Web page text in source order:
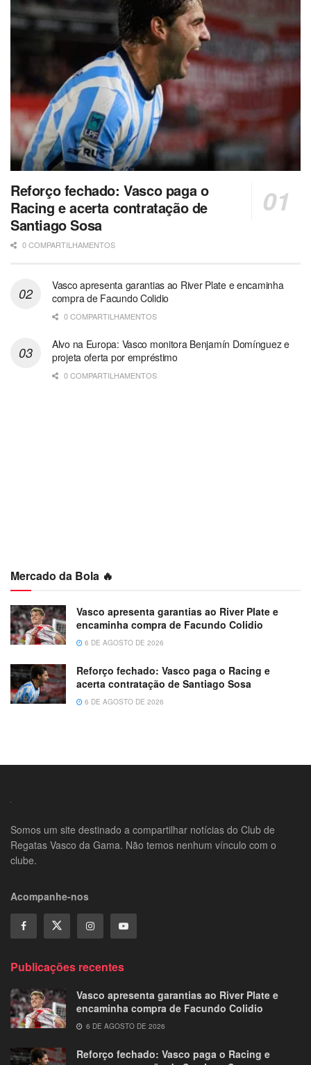
Reforço fechado: Vasco paga o
Racing e acerta contratação de
Santiago Sosa
0 COMPARTILHAMENTOS
Vasco apresenta garantias ao River Plate e encaminha
compra de Facundo Colidio
0 COMPARTILHAMENTOS
Alvo na Europa: Vasco monitora Benjamín Domínguez e
projeta oferta por empréstimo
0 COMPARTILHAMENTOS
Mercado da Bola 🔥
Vasco apresenta garantias ao River Plate e
encaminha compra de Facundo Colidio
6 DE AGOSTO DE 2026
Reforço fechado: Vasco paga o Racing e
acerta contratação de Santiago Sosa
6 DE AGOSTO DE 2026
Somos um site destinado a compartilhar notícias do Club de
Regatas Vasco da Gama. Não temos nenhum vínculo com o
clube.
Acompanhe-nos
Publicações recentes
Vasco apresenta garantias ao River Plate e
encaminha compra de Facundo Colidio
6 DE AGOSTO DE 2026
Reforço fechado: Vasco paga o Racing e